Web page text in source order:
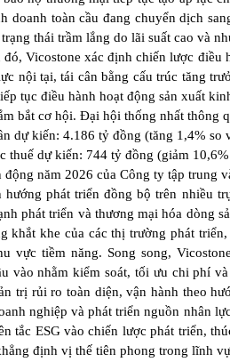
doanh toàn cầu đang chuyển dịch
thái trầm lắng do lãi suất cao và
đó, Vicostone xác định chiến lược điều
nội tại, tái cân bằng cấu trúc tăng
tục điều hành hoạt động sản xuất
bắt cơ hội. Đại hội thống nhất thông
dự kiến: 4.186 tỷ đồng (tăng 1,4% so
thuế dự kiến: 744 tỷ đồng (giảm
động năm 2026 của Công ty tập trung
hướng phát triển đồng bộ trên nhiều
phát triển và thương mại hóa dòng
khắt khe của các thị trường phát
vực tiềm năng. Song song,
vào nhằm kiểm soát, tối ưu chi phí
trị rủi ro toàn diện, vận hành theo
nghiệp và phát triển nguồn nhân
tắc ESG vào chiến lược phát triển,
định vị thế tiên phong trong lĩnh